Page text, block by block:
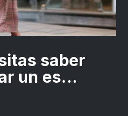
saber
un es...